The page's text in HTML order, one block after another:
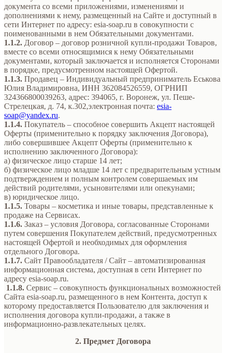
документа со всеми приложениями, изменениями и
дополнениями к нему, размещенный на Сайте и доступный в
сети Интернет по адресу: esia-soap.ru в совокупности с
поименованными в нем Обязательными документами.
1.1.2. Договор – договор розничной купли-продажи Товаров,
вместе со всеми относящимися к нему Обязательными
документами, который заключается и исполняется Сторонами
в порядке, предусмотренном настоящей Офертой.
1.1.3. Продавец – Индивидуальный предприниматель Еськова
Юлия Владимировна, ИНН 362084526559, ОГРНИП
324366800039263, адрес: 394065, г. Воронеж, ул. Пеше-
Стрелецкая, д. 74, к.302,электронная почта: esia-
soap@yandex.ru.
1.1.4. Покупатель – способное совершить Акцепт настоящей
Оферты (применительно к порядку заключения Договора),
либо совершившее Акцепт Оферты (применительно к
исполнению заключенного Договора):
а) физическое лицо старше 14 лет;
б) физическое лицо младше 14 лет с предварительным устным
подтверждением и полным контролем совершаемых им
действий родителями, усыновителями или опекунами;
в) юридическое лицо.
1.1.5. Товары – косметика и иные товары, представленные к
продаже на Сервисах.
1.1.6. Заказ – условия Договора, согласованные Сторонами
путем совершения Покупателем действий, предусмотренных
настоящей Офертой и необходимых для оформления
отдельного Договора.
1.1.7. Сайт Правообладателя / Сайт – автоматизированная
информационная система, доступная в сети Интернет по
адресу esia-soap.ru.
1.1.8. Сервис – совокупность функциональных возможностей
Сайта esia-soap.ru, размещенного в нем Контента, доступ к
которому предоставляется Пользователю для заключения и
исполнения договора купли-продажи, а также в
информационно-развлекательных целях.
2. Предмет Договора